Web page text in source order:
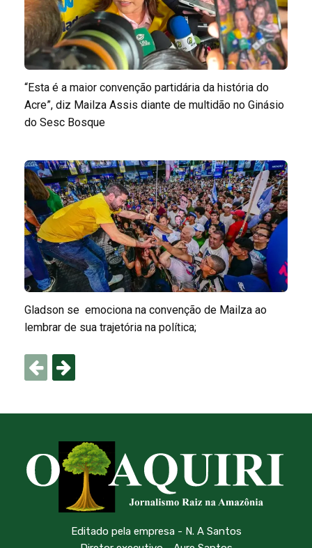
“Esta é a maior convenção partidária da história do
Acre”, diz Mailza Assis diante de multidão no Ginásio
do Sesc Bosque
Gladson se emociona na convenção de Mailza ao
lembrar de sua trajetória na política;
Editado pela empresa - N. A Santos